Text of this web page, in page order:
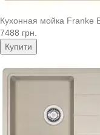
Кухонная мойка Franke
7488 грн.
Купити